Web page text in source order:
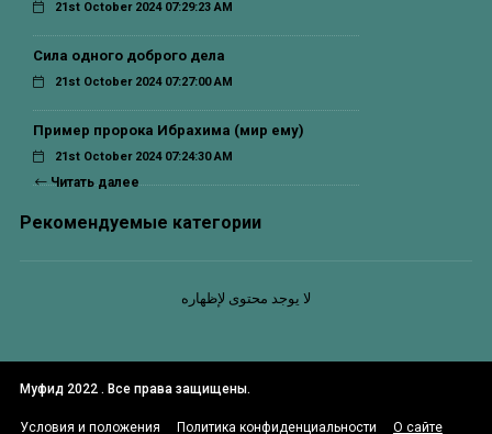
21st October 2024 07:29:23 AM
Сила одного доброго дела
21st October 2024 07:27:00 AM
Пример пророка Ибрахима (мир ему)
21st October 2024 07:24:30 AM
Читать далее
Рекомендуемые категории
لا يوجد محتوى لإظهاره
Муфид 2022 . Все права защищены.
Условия и положения Политика конфиденциальности О сайте